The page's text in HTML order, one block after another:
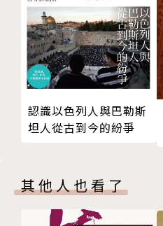
認識以色列人與巴勒斯
坦人從古到今的紛爭
其他人也看了